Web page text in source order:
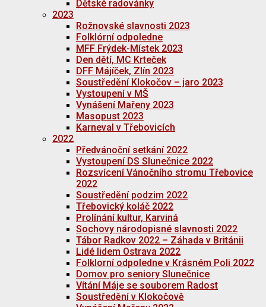
Dětské radovánky
2023
Rožnovské slavnosti 2023
Folklórní odpoledne
MFF Frýdek-Místek 2023
Den dětí, MC Krteček
DFF Májíček, Zlín 2023
Soustředění Klokočov – jaro 2023
Vystoupení v MŠ
Vynášení Mařeny 2023
Masopust 2023
Karneval v Třebovicích
2022
Předvánoční setkání 2022
Vystoupení DS Slunečnice 2022
Rozsvícení Vánočního stromu Třebovice
2022
Soustředění podzim 2022
Třebovický koláč 2022
Prolínání kultur, Karviná
Sochovy národopisné slavnosti 2022
Tábor Radkov 2022 – Záhada v Británii
Lidé lidem Ostrava 2022
Folklorní odpoledne v Krásném Poli 2022
Domov pro seniory Slunečnice
Vítání Máje se souborem Radost
Soustředění v Klokočově